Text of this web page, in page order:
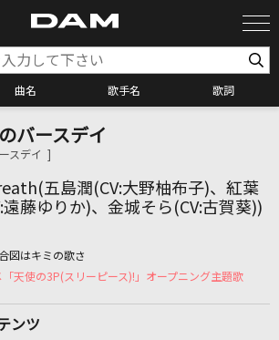
曲名 歌手名 歌詞
カラオケ検索
カラオケ店舗検索
カラオケリクエスト
全国りれき
バースデイ
スデイ ]
五島潤(CV:大野柚布子)、紅葉
遠藤ゆりか)、金城そら(CV:古賀葵))
図はキミの歌さ
「天使の3P(スリーピース)!」オープニング主題歌
ンツ